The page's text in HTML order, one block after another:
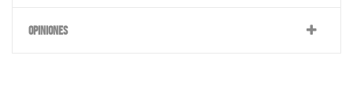
OPINIONES